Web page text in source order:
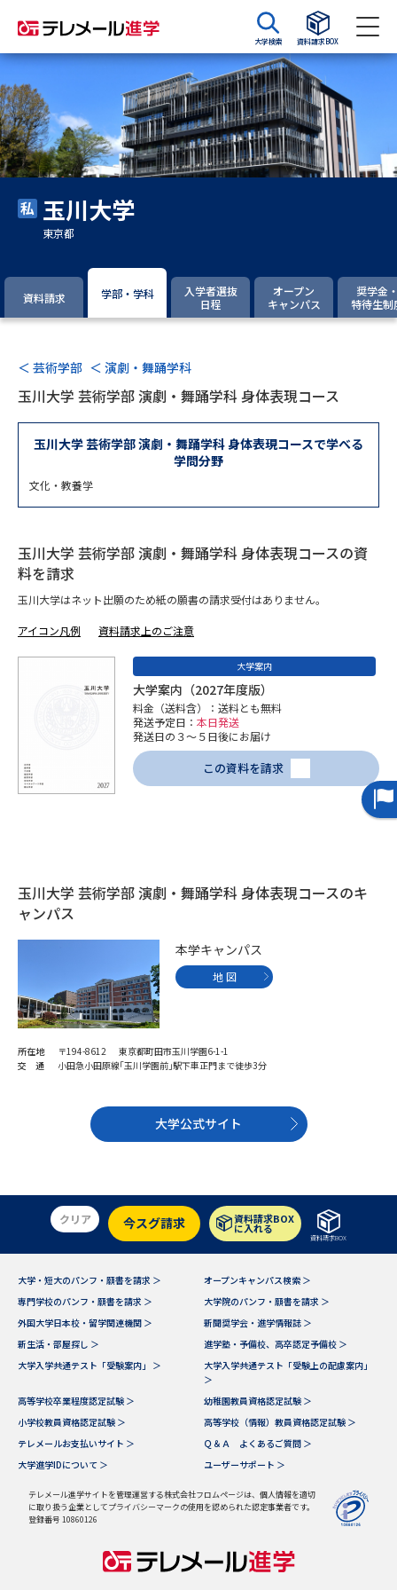
大学検索 資料請求BOX
資料請求 資料検索
大学・短大の資料種類から請求
大学パンフ
過去問題集
専門学校の資料請求 大学院の資料請求
留学・進学関連、塾・予備校
大学入学共通テスト「受験案
内」の請求
大学入学共通テスト「受験上の
配慮案内」の請求
幼稚園教員資格認定試験 小学校教員資格認定試験
高等学校（情報）教員資格認定
試験
大学検索
大学で学べる内容や特徴を調べる
新増設大学・学部・学科特集
国際・グローバルに強い大学特
集
新学年スタート号特集ページ
（高3生用）
SELFBRAND特集ページ
オープンキャンパスなどを調べる
オープンキャンパス検索 実施プログラムから探す
来場型・Web型イベント特集 夢ナビライブ
受験準備 資料検索
併願校選び 受験スケジュールを立てよう
先輩が入学を決めた理由 テレメール全国一斉進学調査
新生活お役立ちガイド
大学で学びたい学問発見
玉川大学
東京都
資料請求 学部・学科
入学者選抜
日程
オープン
キャンパス
奨学金
特待生制
＜ 芸術学部 ＜ 演劇・舞踊学科
玉川大学 芸術学部 演劇・舞踊学科 身体表現コース
玉川大学 芸術学部 演劇・舞踊学科 身体表現コースで学べる
学問分野
文化・教養学
玉川大学 芸術学部 演劇・舞踊学科 身体表現コースの資
料を請求
玉川大学はネット出願のため紙の願書の請求受付はありません。
アイコン凡例 資料請求上のご注意
大学案内
大学案内（2027年度版）
料金（送料含）：送料とも無料
発送予定日： 本日発送
発送日の３～５日後にお届け
この資料を請求
玉川大学 芸術学部 演劇・舞踊学科 身体表現コースのキ
ャンパス
本学キャンパス
地 図
所在地
〒194-8612 東京都町田市玉川学園6-1-1
交 通
小田急小田原線｢玉川学園前｣駅下車正門まで徒歩3分
大学公式サイト
クリア 今スグ請求 資料請求BOX
に入れる
資料請求BOX
大学・短大のパンフ・願書を請求 ＞
オープンキャンパス検索 ＞
専門学校のパンフ・願書を請求 ＞
大学院のパンフ・願書を請求 ＞
外国大学日本校・留学関連機関 ＞
新聞奨学会・進学情報誌 ＞
新生活・部屋探し ＞
進学塾・予備校、高卒認定予備校 ＞
大学入学共通テスト「受験案内」 ＞
大学入学共通テスト「受験上の配慮案内」
＞
高等学校卒業程度認定試験 ＞
幼稚園教員資格認定試験 ＞
小学校教員資格認定試験 ＞
高等学校（情報）教員資格認定試験 ＞
テレメールお支払いサイト ＞
Ｑ＆Ａ よくあるご質問 ＞
大学進学IDについて ＞
ユーザーサポート ＞
テレメール進学サイトを管理運営する株式会社フロムページは、個人情報を適切
に取り扱う企業としてプライバシーマークの使用を認められた認定事業者です。
登録番号 10860126